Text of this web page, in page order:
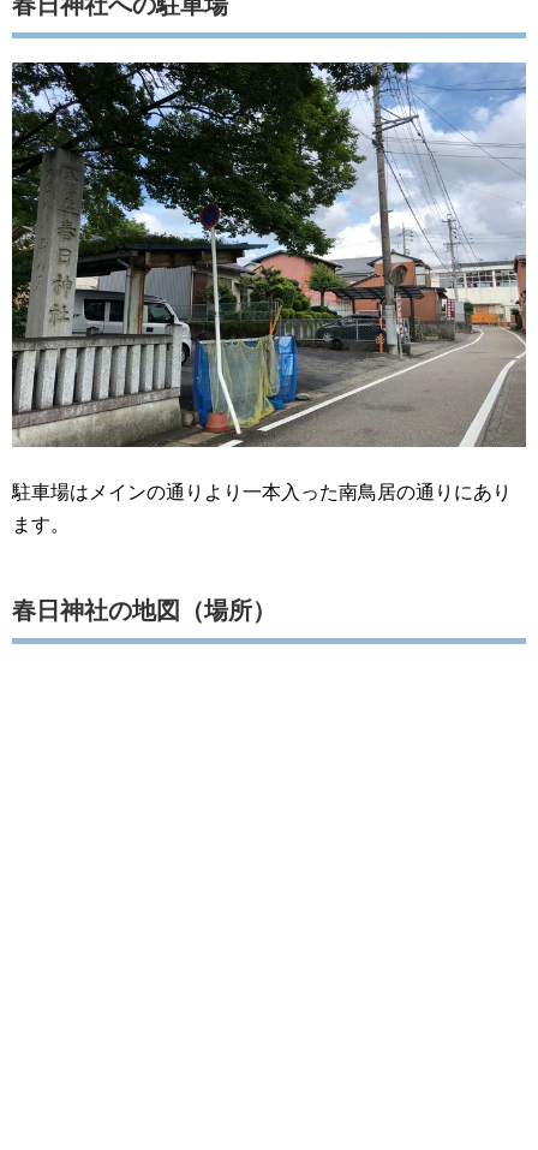
駐車場はメインの通りより一本入った南鳥居の通りにあり
ます。
春日神社の地図（場所）